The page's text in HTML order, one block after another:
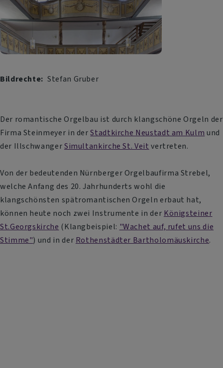
Bildrechte Stefan Gruber
Der romantische Orgelbau ist durch klangschöne Orgeln der
Firma Steinmeyer in derStadtkirche Neustadt am Kulm und
der IllschwangerSimultankirche St. Veit vertreten.
Von der bedeutenden Nürnberger Orgelbaufirma Strebel,
welche Anfang des 20. Jahrhunderts wohl die
klangschönsten spätromantischen Orgeln erbaut hat,
können heute noch zwei Instrumente in der Königsteiner
St.Georgskirche (Klangbeispiel: "Wachet auf, rufet uns die
Stimme") und in der Rothenstädter Bartholomäuskirche.